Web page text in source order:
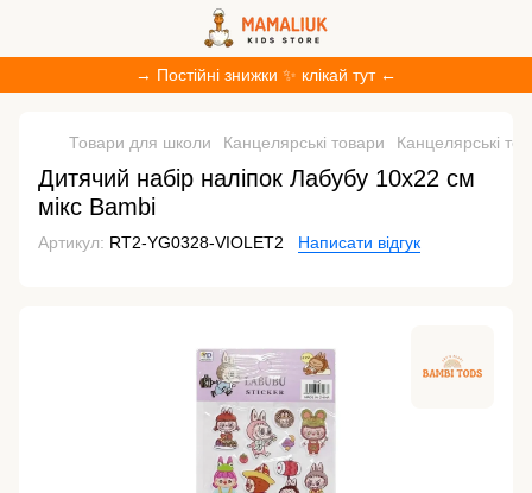
→ Постійні знижки ✨ клікай тут ←
Товари для школи Канцелярські товари Канцелярські
Дитячий набір наліпок Лабубу 10х22 см
мікс Bambi
Артикул: RT2-YG0328-VIOLET2 Написати відгук